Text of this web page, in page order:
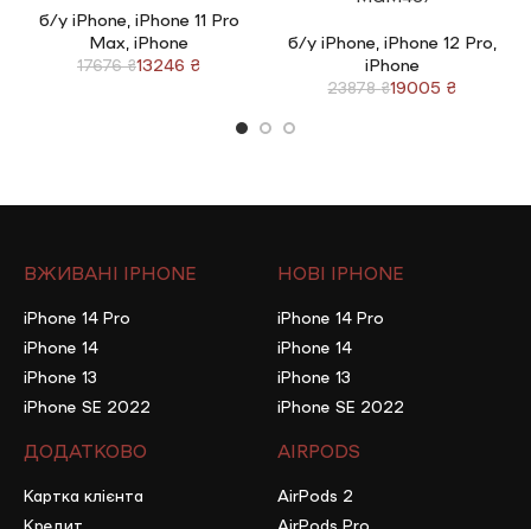
б/у iPhone, iPhone 11 Pro
Max iPhone
17676₴13246 ₴
б/у iPhone, iPhone 12 Pro
iPhone
23878₴19005 ₴
ВЖИВАНІ IPHONE
iPhone 14 Pro
iPhone 14
iPhone 13
iPhone SE 2022
НОВІ IPHONE
iPhone 14 Pro
iPhone 14
iPhone 13
iPhone SE 2022
ДОДАТКОВО
Картка клієнта
Кредит
AIRPODS
AirPods 2
AirPods Pro